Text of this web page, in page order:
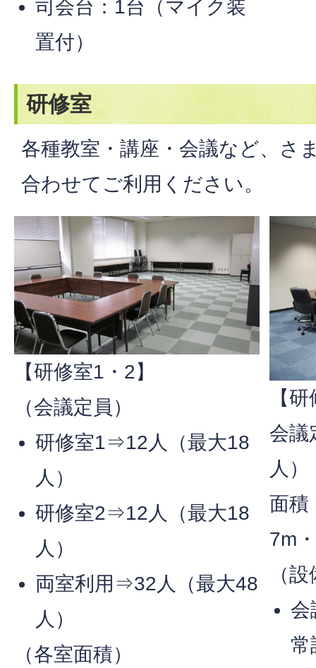
司会台：1台（マイク装
置付）
研修室
各種教室・講座・会議など、さ
合わせてご利用ください。
【研修室1・2】
（会議定員）
研修室1⇒12人（最大18
人）
研修室2⇒12人（最大18
人）
両室利用⇒32人（最大48
人）
（各室面積）
【
会議
人）
面積
7m
（
会
常